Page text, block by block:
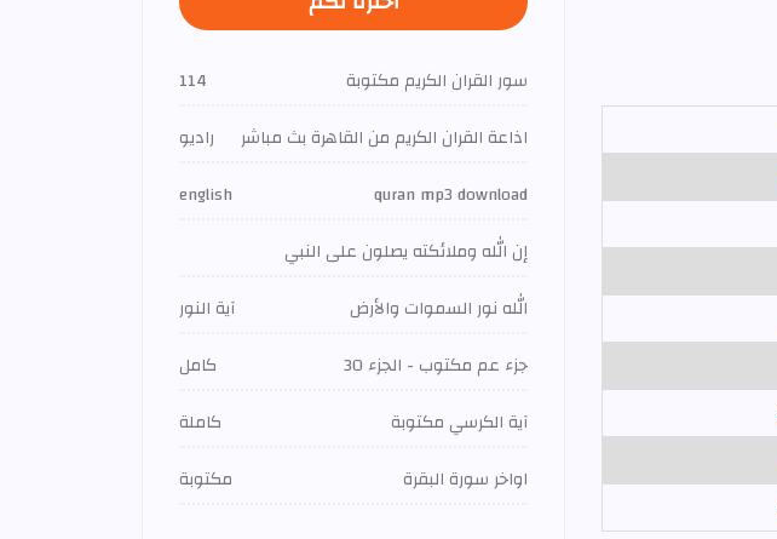
سور القران الكريم مكتوبة
114
اذاعة القران الكريم من القاهرة بث مباشر
راديو
quran mp3 download
english
إن الله وملائكته يصلون على النبي
الله نور السموات والأرض
آية النور
جزء عم مكتوب - الجزء 30
كامل
آية الكرسي مكتوبة
كاملة
اواخر سورة البقرة
مكتوبة